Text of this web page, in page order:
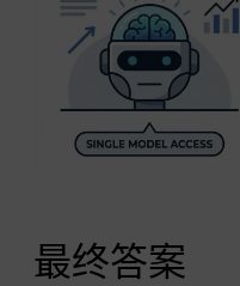
最终答案